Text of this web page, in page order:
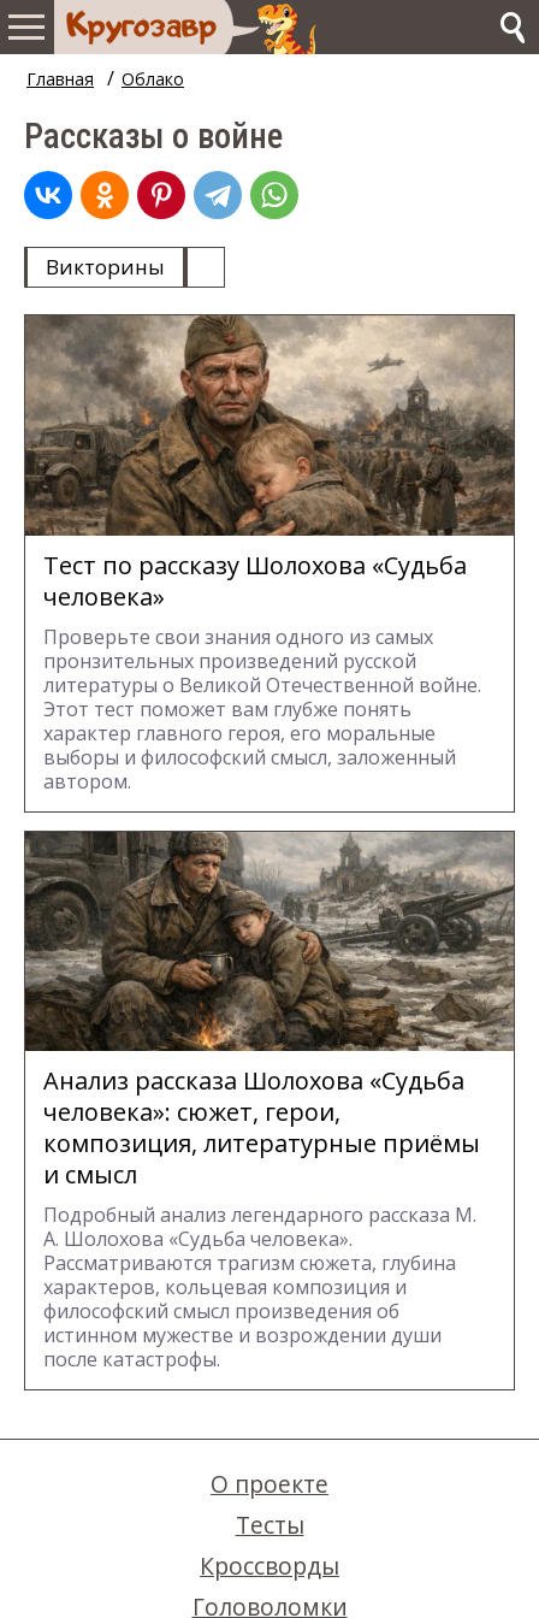
Главная / Облако
Рассказы о войне
Викторины
Тест по рассказу Шолохова «Судьба
человека»
Проверьте свои знания одного из самых
пронзительных произведений русской
литературы о Великой Отечественной войне.
Этот тест поможет вам глубже понять
характер главного героя, его моральные
выборы и философский смысл, заложенный
автором.
Анализ рассказа Шолохова «Судьба
человека»: сюжет, герои,
композиция, литературные приёмы
и смысл
Подробный анализ легендарного рассказа М.
А. Шолохова «Судьба человека».
Рассматриваются трагизм сюжета, глубина
характеров, кольцевая композиция и
философский смысл произведения об
истинном мужестве и возрождении души
после катастрофы.
О проекте
Тесты
Кроссворды
Головоломки